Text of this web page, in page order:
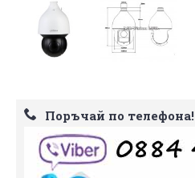
Поръчай по телефона!